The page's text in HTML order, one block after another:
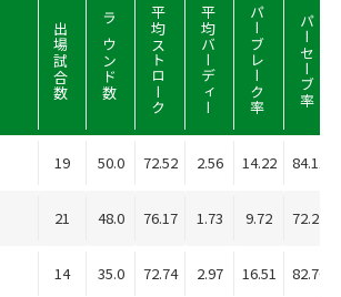
出場試合数 ラウンド数 平均ストローク 平均バーディー パーブレーク率 パーセーブ率
19 50.0 72.52 2.56 14.22 84.11
21 48.0 76.17 1.73 9.72 72.22
14 35.0 72.74 2.97 16.51 82.70